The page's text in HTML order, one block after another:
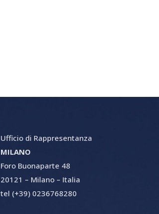
Ufficio di Rappresentanza
MILANO
Foro Buonaparte 48
20121 – Milano – Italia
tel (+39) 0236768280